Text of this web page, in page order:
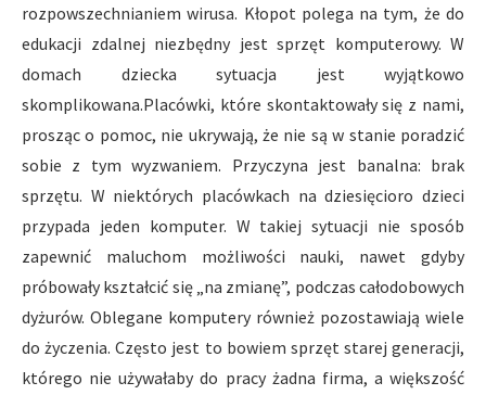
rozpowszechnianiem wirusa. Kłopot polega na tym, że do
edukacji zdalnej niezbędny jest sprzęt komputerowy. W
domach dziecka sytuacja jest wyjątkowo
skomplikowana.Placówki, które skontaktowały się z nami,
prosząc o pomoc, nie ukrywają, że nie są w stanie poradzić
sobie z tym wyzwaniem. Przyczyna jest banalna: brak
sprzętu. W niektórych placówkach na dziesięcioro dzieci
przypada jeden komputer. W takiej sytuacji nie sposób
zapewnić maluchom możliwości nauki, nawet gdyby
próbowały kształcić się „na zmianę”, podczas całodobowych
dyżurów. Oblegane komputery również pozostawiają wiele
do życzenia. Często jest to bowiem sprzęt starej generacji,
którego nie używałaby do pracy żadna firma, a większość